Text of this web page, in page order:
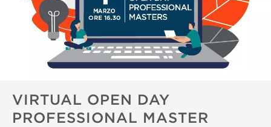
VIRTUAL OPEN DAY
PROFESSIONAL MASTER